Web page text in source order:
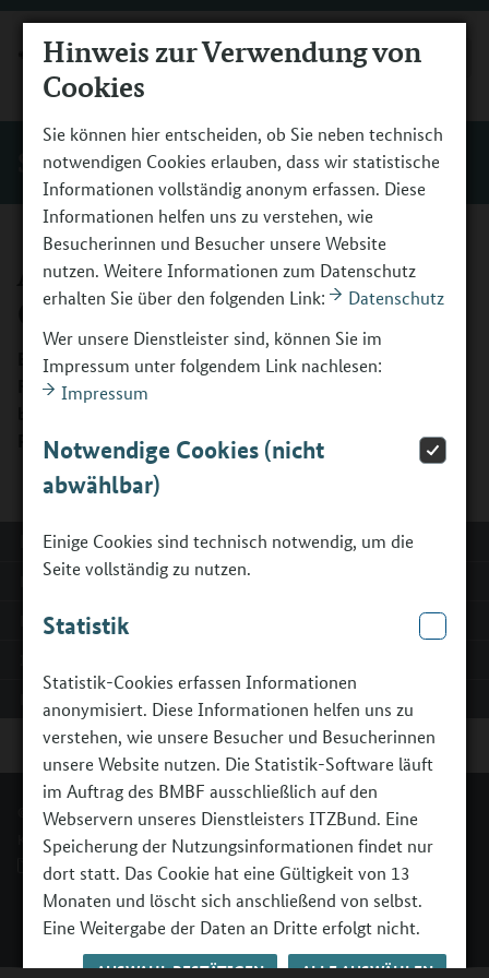
Hinweis zur Verwendung von
Cookies
Sie können hier entscheiden, ob Sie neben technisch
notwendigen Cookies erlauben, dass wir statistische
Informationen vollständig anonym erfassen. Diese
Informationen helfen uns zu verstehen, wie
Besucherinnen und Besucher unsere Website
nutzen. Weitere Informationen zum Datenschutz
erhalten Sie über den folgenden Link:
Datenschutz
Wer unsere Dienstleister sind, können Sie im
Impressum unter folgendem Link nachlesen:
Impressum
Notwendige Cookies (nicht
abwählbar)
Einige Cookies sind technisch notwendig, um die
Seite vollständig zu nutzen.
Statistik
Statistik-Cookies erfassen Informationen
anonymisiert. Diese Informationen helfen uns zu
verstehen, wie unsere Besucher und Besucherinnen
unsere Website nutzen. Die Statistik-Software läuft
im Auftrag des BMBF ausschließlich auf den
Webservern unseres Dienstleisters ITZBund. Eine
Speicherung der Nutzungsinformationen findet nur
dort statt. Das Cookie hat eine Gültigkeit von 13
Monaten und löscht sich anschließend von selbst.
Eine Weitergabe der Daten an Dritte erfolgt nicht.
AUSWAHL BESTÄTIGEN ALLE AUSWÄHLEN
MENÜ
Start
Arbeitshilfe: Patenschaften mit
Geflüchteten
Bundesweit engagieren sich Menschen für die
Flüchtlingsintegration. Aber auch die Ehrenamtlichen
Patinnen und Paten und die begleitenden Institutionen.
MEHR ZU:
Homepage
Erweiterte Suche
Erklärung zur Barrierefreiheit
© BMBFSFJ - Berufsorientierungsprogramm.
Kontakt
Impressum
Erklärung zur Barrierefreiheit
Barriere melden